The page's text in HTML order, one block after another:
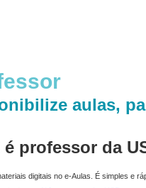
aulas,
é professor da
digitais no e-Aulas. É simples e